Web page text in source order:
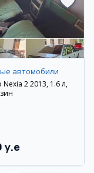
автомобили
Nexia 2 2013, 1.6 л,
y.e